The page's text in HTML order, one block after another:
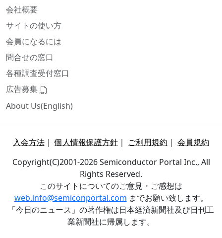
会社概要
サイトの使い方
会員になるには
問合せの窓口
各種調査受付窓口
広告募集
About Us(English)
入会方法 ｜個人情報保護方針 ｜ ご利用規約 ｜ 会員規約
Copyright(C)2001-2026 Semiconductor Portal Inc., All
Rights Reserved.
このサイトについてのご意見・ご感想は
web.info@semiconportal.com までお願い致します。
「今日のニュース」の著作権は日本経済新聞社及び日刊工
業新聞社に帰属します。